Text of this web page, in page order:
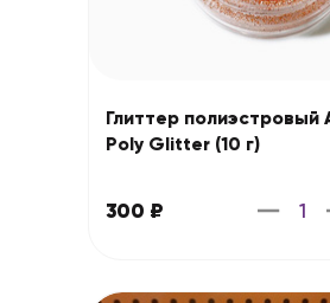
Глиттер полиэстровый
Poly Glitter (10 г)
300 ₽